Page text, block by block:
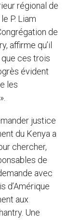
régional de
P. Liam
de
affirme qu’il
ces trois
évident
les
justice
du Kenya a
chercher,
de
avec
d’Amérique
aux
Une